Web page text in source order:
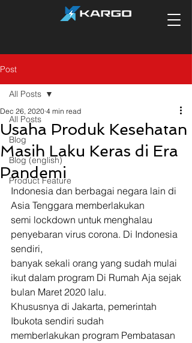
Post
All Posts
Blog
Blog (english)
Product Feature
All Posts
Usaha Produk Kesehatan
Masih Laku Keras di Era
Pandemi
Dec 26, 2020 4 min read
Indonesia dan berbagai negara lain di
Asia Tenggara memberlakukan
semi lockdown untuk menghalau
penyebaran virus corona. Di Indonesia
sendiri,
banyak sekali orang yang sudah mulai
ikut dalam program Di Rumah Aja sejak
bulan Maret 2020 lalu.
Khususnya di Jakarta, pemerintah
Ibukota sendiri sudah
memberlakukan program Pembatasan